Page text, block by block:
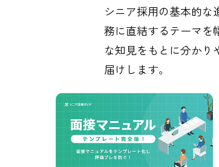
シニア採用の基本的
務に直結するテーマを
な知見をもとに分かり
届けします。